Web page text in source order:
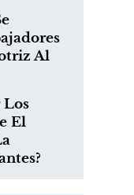
Al
Los
El